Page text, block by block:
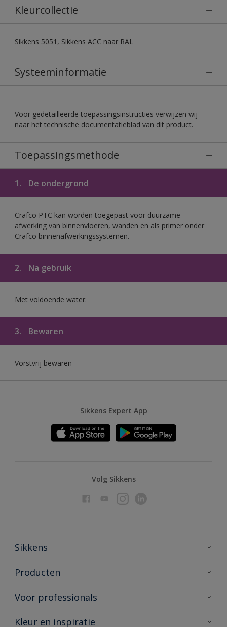
Kleurcollectie
Sikkens 5051, Sikkens ACC naar RAL
Systeeminformatie
Voor gedetailleerde toepassingsinstructies verwijzen wij
naar het technische documentatieblad van dit product.
Toepassingsmethode
1. De ondergrond
Crafco PTC kan worden toegepast voor duurzame
afwerking van binnenvloeren, wanden en als primer onder
Crafco binnenafwerkingssystemen.
2. Na gebruik
Met voldoende water.
3. Bewaren
Vorstvrij bewaren
Sikkens Expert App
Volg Sikkens
Sikkens
Over Sikkens
Duurzaamheid
Producten
Producten voor binnen
Vind je verkooppunt
Voor professionals
Advies & service
Kleur en inspiratie